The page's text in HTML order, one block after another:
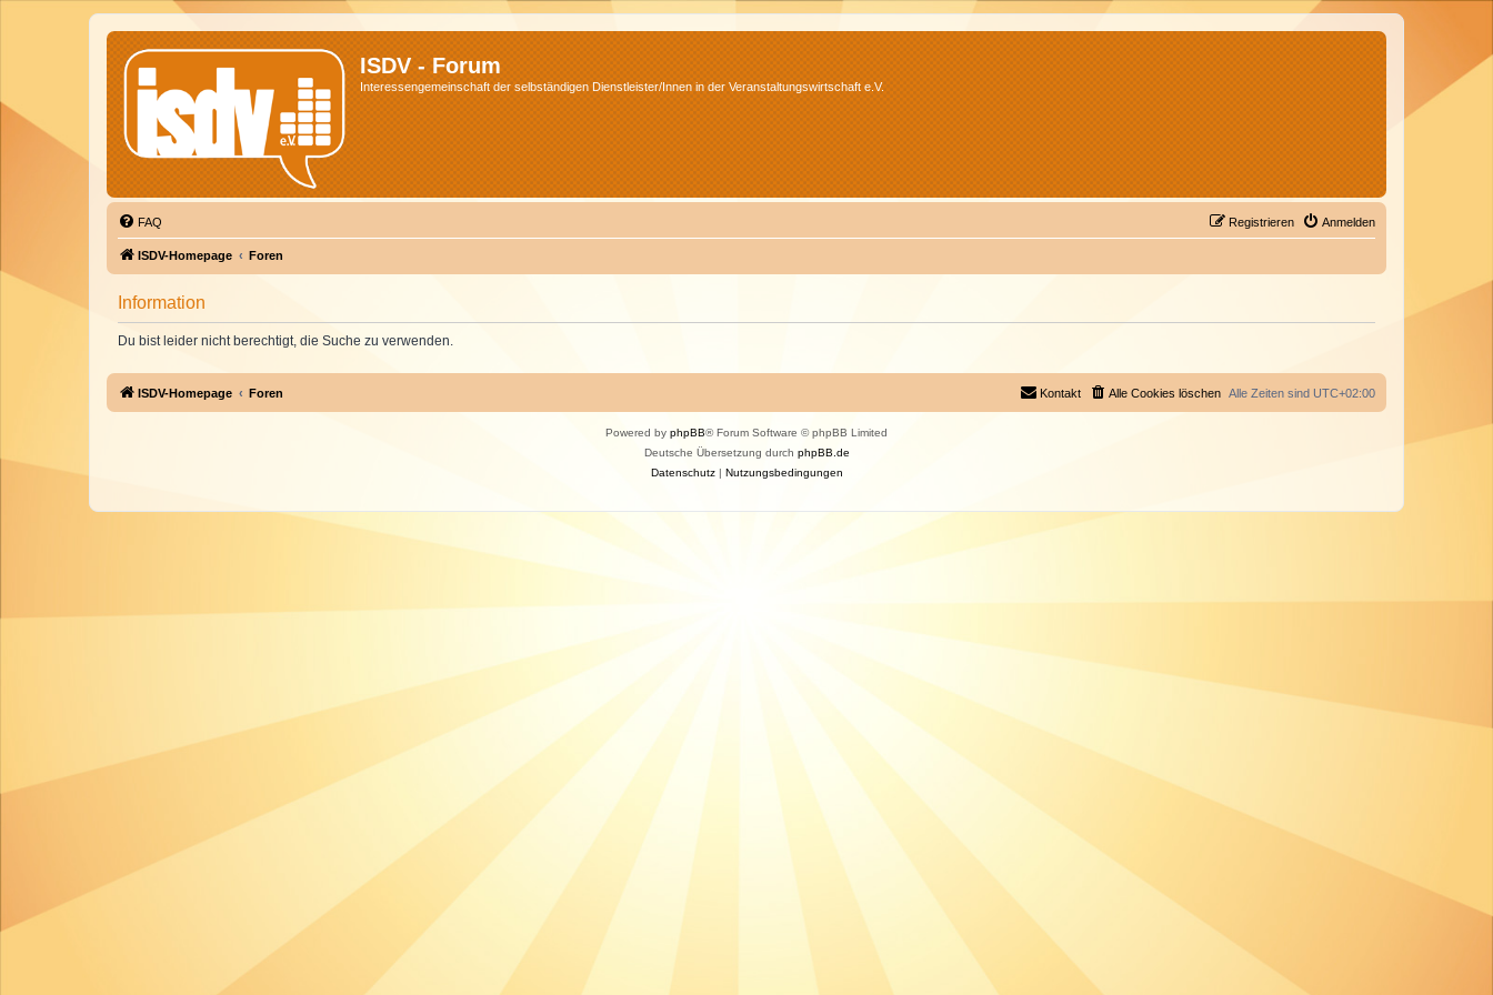
ISDV - Forum
Interessengemeinschaft der selbständigen Dienstleister/Innen in der Veranstaltungswirtschaft e.V.
FAQ Anmelden
Registrieren
ISDV-Homepage Foren
Information
Du bist leider nicht berechtigt, die Suche zu verwenden.
ISDV-Homepage Foren Alle Zeiten sind UTC+02:00
Alle Cookies löschen
Kontakt
Powered by phpBB® Forum Software © phpBB Limited
Deutsche Übersetzung durch phpBB.de
Datenschutz| Nutzungsbedingungen